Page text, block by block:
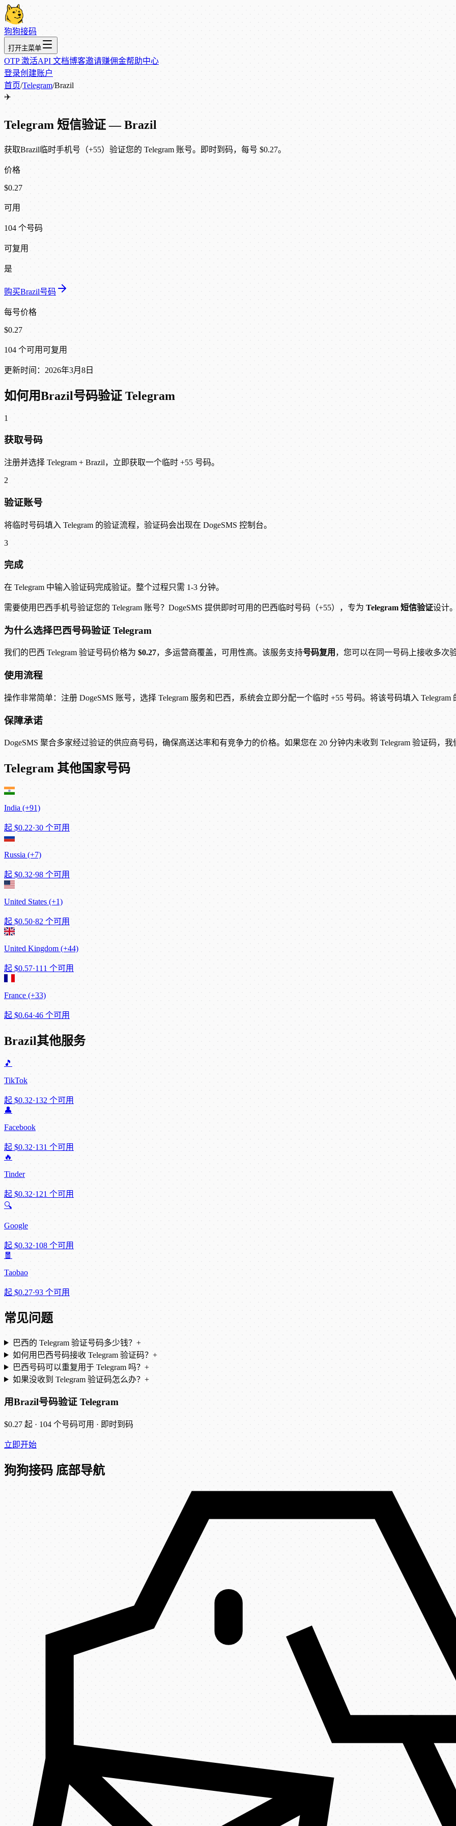
狗狗接码
打开主菜单
OTP 激活API 文档博客邀请赚佣金帮助中心
登录创建账户
首页/Telegram/Brazil
✈️
Telegram 短信验证 — Brazil
获取Brazil临时手机号（+55）验证您的 Telegram 账号。即时到码，每号 $0.27。
价格
$0.27
可用
104 个号码
可复用
是
购买Brazil号码
每号价格
$0.27
104 个可用可复用
更新时间：2026年3月8日
如何用Brazil号码验证 Telegram
1
获取号码
注册并选择 Telegram + Brazil，立即获取一个临时 +55 号码。
2
验证账号
将临时号码填入 Telegram 的验证流程，验证码会出现在 DogeSMS 控制台。
3
完成
在 Telegram 中输入验证码完成验证。整个过程只需 1-3 分钟。
需要使用巴西手机号验证您的 Telegram 账号？DogeSMS 提供即时可用的巴西临时号码（+55），专为 Telegram 短信验证设计。
为什么选择巴西号码验证 Telegram
我们的巴西 Telegram 验证号码价格为 $0.27，多运营商覆盖，可用性高。该服务支持号码复用 ，您可以在同一号码上接收多次验
使用流程
操作非常简单：注册 DogeSMS 账号，选择 Telegram 服务和巴西，系统会立即分配一个临时 +55 号码。将该号码填入
保障承诺
DogeSMS 聚合多家经过验证的供应商号码，确保高送达率和有竞争力的价格。如果您在 20 分钟内未收到 Telegram 验证码，我
Telegram 其他国家号码
India (+91)
起 $0.22·30 个可用
Russia (+7)
起 $0.32·98 个可用
United States (+1)
起 $0.50·82 个可用
United Kingdom (+44)
起 $0.57·111 个可用
France (+33)
起 $0.64·46 个可用
Brazil其他服务
🎵
TikTok
起 $0.32·132 个可用
👤
Facebook
起 $0.32·131 个可用
🔥
Tinder
起 $0.32·121 个可用
🔍
Google
起 $0.32·108 个可用
🧧
Taobao
起 $0.27·93 个可用
常见问题
巴西的 Telegram 验证号码多少钱？ +
如何用巴西号码接收 Telegram 验证码？ +
巴西号码可以重复用于 Telegram 吗？ +
如果没收到 Telegram 验证码怎么办？ +
用Brazil号码验证 Telegram
$0.27 起 · 104 个号码可用 · 即时到码
立即开始
狗狗接码 底部导航